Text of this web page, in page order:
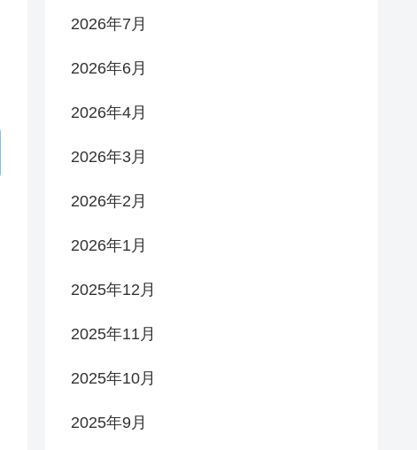
2026年7月
2026年6月
2026年4月
2026年3月
2026年2月
2026年1月
2025年12月
2025年11月
2025年10月
2025年9月